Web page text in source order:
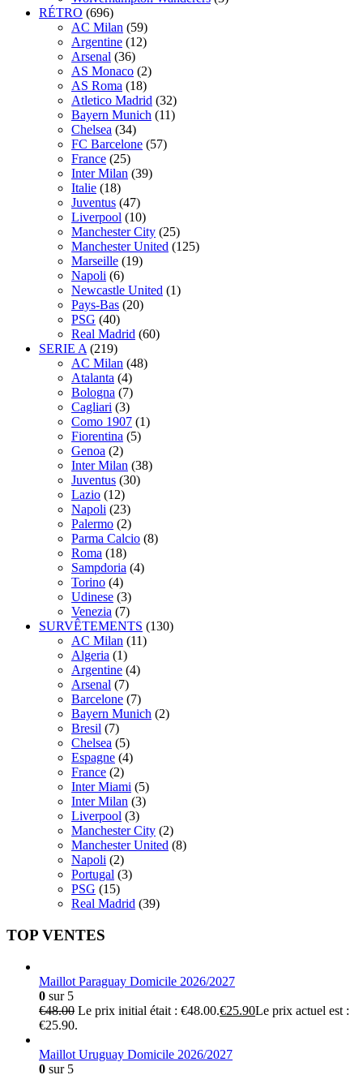
RÉTRO (696)
AC Milan (59)
Argentine (12)
Arsenal (36)
AS Monaco (2)
AS Roma (18)
Atletico Madrid (32)
Bayern Munich (11)
Chelsea (34)
FC Barcelone (57)
France (25)
Inter Milan (39)
Italie (18)
Juventus (47)
Liverpool (10)
Manchester City (25)
Manchester United (125)
Marseille (19)
Napoli (6)
Newcastle United (1)
Pays-Bas (20)
PSG (40)
Real Madrid (60)
SERIE A (219)
AC Milan (48)
Atalanta (4)
Bologna (7)
Cagliari (3)
Como 1907 (1)
Fiorentina (5)
Genoa (2)
Inter Milan (38)
Juventus (30)
Lazio (12)
Napoli (23)
Palermo (2)
Parma Calcio (8)
Roma (18)
Sampdoria (4)
Torino (4)
Udinese (3)
Venezia (7)
SURVÊTEMENTS (130)
AC Milan (11)
Algeria (1)
Argentine (4)
Arsenal (7)
Barcelone (7)
Bayern Munich (2)
Bresil (7)
Chelsea (5)
Espagne (4)
France (2)
Inter Miami (5)
Inter Milan (3)
Liverpool (3)
Manchester City (2)
Manchester United (8)
Napoli (2)
Portugal (3)
PSG (15)
Real Madrid (39)
TOP VENTES
Maillot Paraguay Domicile 2026/2027
0 sur 5
€48.00 Le prix initial était : €48.00.€25.90Le prix actuel est :
€25.90.
Maillot Uruguay Domicile 2026/2027
0 sur 5